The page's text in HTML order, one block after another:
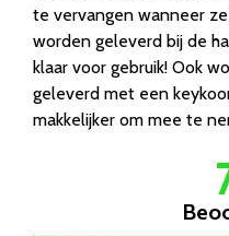
te vervangen wanneer
worden geleverd bij de
klaar voor gebruik! Ook
geleverd met een
makkelijker om mee te